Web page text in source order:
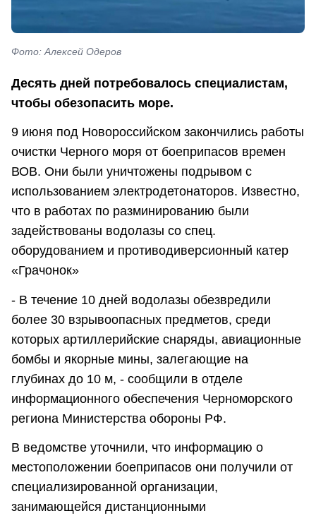
Фото: Алексей Одеров
Десять дней потребовалось специалистам,
чтобы обезопасить море.
9 июня под Новороссийском закончились работы
очистки Черного моря от боеприпасов времен
ВОВ. Они были уничтожены подрывом с
использованием электродетонаторов. Известно,
что в работах по разминированию были
задействованы водолазы со спец.
оборудованием и противодиверсионный катер
«Грачонок»
- В течение 10 дней водолазы обезвредили
более 30 взрывоопасных предметов, среди
которых артиллерийские снаряды, авиационные
бомбы и якорные мины, залегающие на
глубинах до 10 м, - сообщили в отделе
информационного обеспечения Черноморского
региона Министерства обороны РФ.
В ведомстве уточнили, что информацию о
местоположении боеприпасов они получили от
специализированной организации,
занимающейся дистанционными